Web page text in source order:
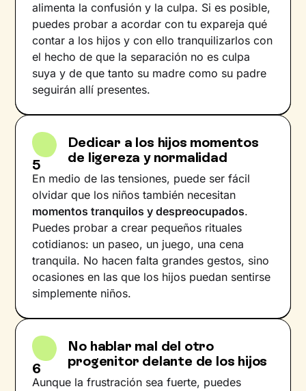
alimenta la confusión y la culpa. Si es posible,
puedes probar a acordar con tu expareja qué
contar a los hijos y con ello tranquilizarlos con
el hecho de que la separación no es culpa
suya y de que tanto su madre como su padre
seguirán allí presentes.
5
Dedicar a los hijos momentos
de ligereza y normalidad
En medio de las tensiones, puede ser fácil
olvidar que los niños también necesitan
momentos tranquilos y despreocupados.
Puedes probar a crear pequeños rituales
cotidianos: un paseo, un juego, una cena
tranquila. No hacen falta grandes gestos, sino
ocasiones en las que los hijos puedan sentirse
simplemente niños.
6
No hablar mal del otro
progenitor delante de los hijos
Aunque la frustración sea fuerte, puedes